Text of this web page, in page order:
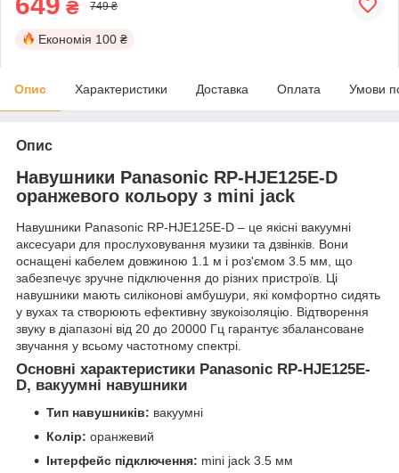
₴ 749 ₴
Економія 100 ₴
Опис Характеристики Доставка Оплата Умови
Опис
Навушники Panasonic RP-HJE125E-D
оранжевого кольору з mini jack
Навушники Panasonic RP-HJE125E-D – це якісні вакуумні
аксесуари для прослуховування музики та дзвінків. Вони
оснащені кабелем довжиною 1.1 м і роз'ємом 3.5 мм, що
забезпечує зручне підключення до різних пристроїв. Ці
навушники мають силіконові амбушури, які комфортно сидять
у вухах та створюють ефективну звукоізоляцію. Відтворення
звуку в діапазоні від 20 до 20000 Гц гарантує збалансоване
звучання у всьому частотному спектрі.
Основні характеристики Panasonic RP-HJE125E-
D, вакуумні навушники
Тип навушників: вакуумні
Колір: оранжевий
Інтерфейс підключення: mini jack 3.5 мм